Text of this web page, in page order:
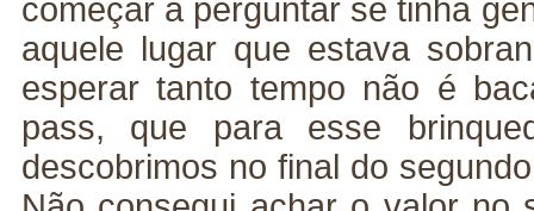
começar a perguntar se tinha
aquele lugar que estava
esperar tanto tempo não é
pass, que para esse
descobrimos no final do